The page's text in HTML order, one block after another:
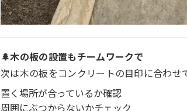
🌲木の板の設置もチームワークで
次は木の板をコンクリートの目印に合わせ
置く場所が合っているか確認
周囲にぶつからないかチェック